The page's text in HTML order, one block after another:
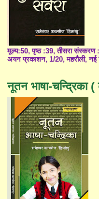
मूल्य:50, पृष्ठ :39, तीसरा
अयन प्रकाशन, 1/20, महरौली, नई
नूतन भाषा-चन्द्रिका (